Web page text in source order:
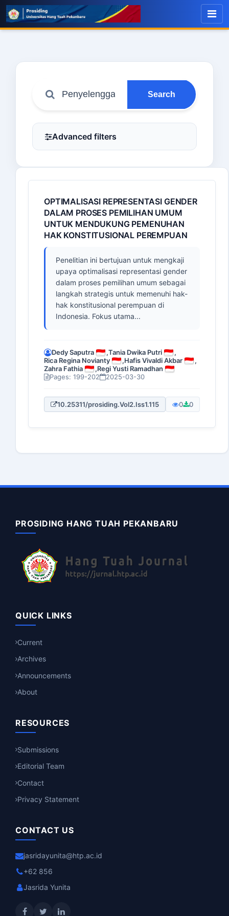
Search
Advanced filters
OPTIMALISASI REPRESENTASI GENDER
DALAM PROSES PEMILIHAN UMUM
UNTUK MENDUKUNG PEMENUHAN
HAK KONSTITUSIONAL PEREMPUAN
Penelitian ini bertujuan untuk mengkaji
upaya optimalisasi representasi gender
dalam proses pemilihan umum sebagai
langkah strategis untuk memenuhi hak-
hak konstitusional perempuan di
Indonesia. Fokus utama...
Dedy Saputra ,Tania Dwika Putri
,
Rica Regina Novianty
,Hafis Vivaldi Akbar
,
Zahra Fathia
,Regi Yusti Ramadhan
Pages: 199-202
2025-03-30
10.25311/prosiding.Vol2.Iss1.115 0 0
PROSIDING HANG TUAH PEKANBARU
QUICK LINKS
Current
Archives
Announcements
About
RESOURCES
Submissions
Editorial Team
Contact
Privacy Statement
CONTACT US
jasridayunita@htp.ac.id
+62 856
Jasrida Yunita